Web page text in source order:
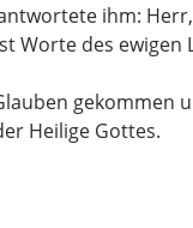
ihm:
Worte des ewigen
gekommen
Heilige Gottes.